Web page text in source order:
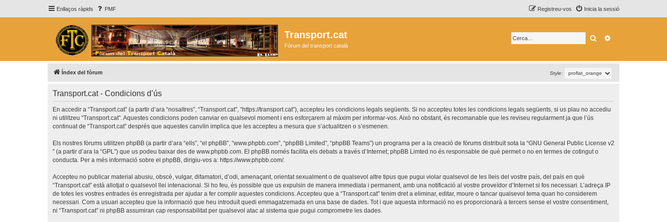
Enllaços ràpids PMF Inicia la sessió
Registreu-vos
Transport.cat
Fòrum del transport català
Cerca
Índex del fòrum Style:
Transport.cat - Condicions d’ús
En accedir a “Transport.cat” (a partir d’ara “nosaltres”, “Transport.cat”, “https://transport.cat”), accepteu les condicions legals següents. Si no accepteu totes les condicions legals següents, si us plau no accediu
ni utilitzeu “Transport.cat”. Aquestes condicions poden canviar en qualsevol moment i ens esforçarem al màxim per informar-vos. Això no obstant, és recomanable que les reviseu regularment ja que l’ús
continuat de “Transport.cat” després que aquestes canvïin implica que les accepteu a mesura que s’actualitzen o s’esmenen.
Els nostres fòrums utilitzen phpBB (a partir d’ara “ells”, “el phpBB”, “www.phpbb.com”, “phpBB Limited”, “phpBB Teams”) un programa per a la creació de fòrums distribuït sota la “GNU General Public License v2
” (a partir d’ara la “GPL”) que us podeu baixar des de www.phpbb.com . El phpBB només facilita els debats a través d’Internet; phpBB Limted no és responsable de què permet o no en termes de cotingut o
conducta. Per a més informació sobre el phpBB, dirigiu-vos a: https://www.phpbb.com/.
Accepteu no publicar material abusiu, obscè, vulgar, difamatori, d’odi, amenaçant, orientat sexualment o de qualsevol altre tipus que pugui violar qualsevol de les lleis del vostre país, del país en què
“Transport.cat” està allotjat o qualsevol llei intenacional. Si ho feu, és possible que us expulsin de manera immediata i permanent, amb una notificació al vostre proveïdor d’Internet si fos necessari. L’adreça IP
de totes les vostres entrades és enregistrada per ajudar a fer complir aquestes condicions. Accepteu que a “Transport.cat” tenim dret a eliminar, editar, moure o tancar qualsevol tema quan ho considerem
necessari. Com a usuari accepteu que la informació que heu introduït quedi emmagatzemada en una base de dades. Tot i que aquesta informació no es proporcionarà a tercers sense el vostre consentiment,
ni “Transport.cat” ni phpBB assumiran cap responsabilitat per qualsevol atac al sistema que pugui comprometre les dades.